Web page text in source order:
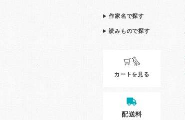
作家名で探す
読みもので探す
カートを見る
配送料